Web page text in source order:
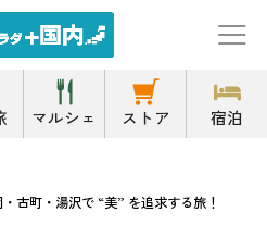
マルシェ ストア 宿泊
古町・湯沢で “美” を追求する旅！